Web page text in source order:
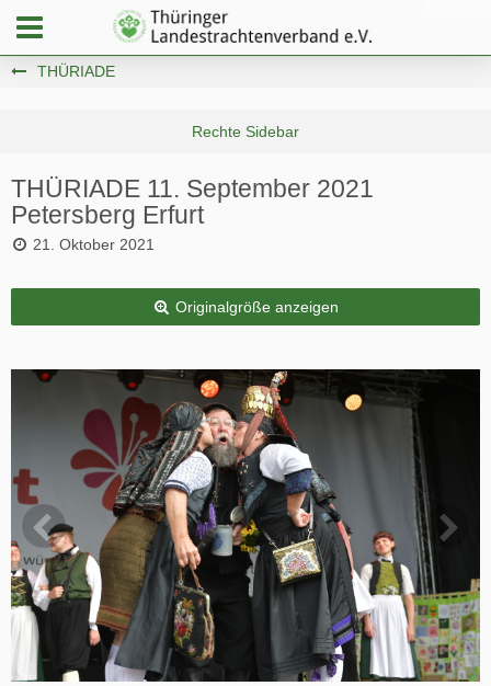
THÜRIADE
THÜRIADE 11. September 2021
Petersberg Erfurt
21. Oktober 2021
Originalgröße anzeigen